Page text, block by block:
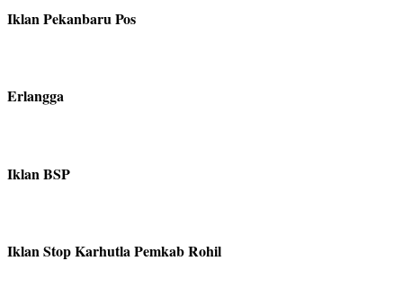
Iklan Pekanbaru Pos
Erlangga
Iklan BSP
Iklan Stop Karhutla Pemkab Rohil